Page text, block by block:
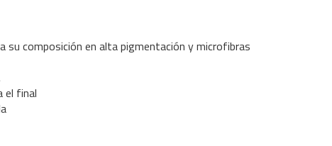
su composición en alta pigmentación y microfibras
el final